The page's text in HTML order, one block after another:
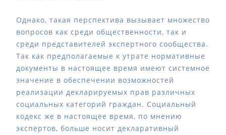
Однако, такая перспектива вызывает множество
вопросов как среди общественности, так и
среди представителей экспертного сообщества.
Так как предполагаемые к утрате нормативные
документы в настоящее время имеют системное
значение в обеспечении возможностей
реализации декларируемых прав различных
социальных категорий граждан. Социальный
кодекс же в настоящее время, по мнению
экспертов, больше носит декларативный